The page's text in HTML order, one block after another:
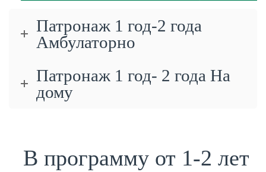
Патронаж 1 год-2 года
Амбулаторно
Патронаж 1 год- 2 года На
дому
В программу от 1-2 лет